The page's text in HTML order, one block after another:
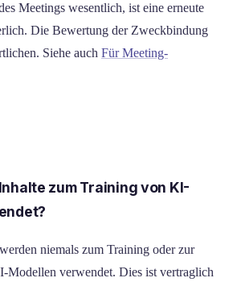
Meetings wesentlich, ist eine erneute
Die Bewertung der Zweckbindung
Siehe auch Für Meeting-
zum Training von KI-
niemals zum Training oder zur
Modellen verwendet. Dies ist vertraglich